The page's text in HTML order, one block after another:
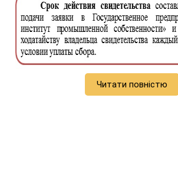
Читати повністю